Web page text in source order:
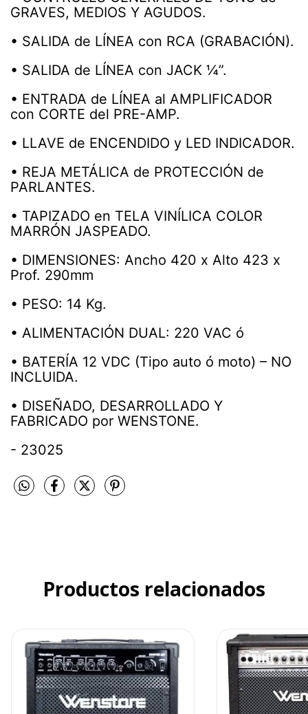
GRAVES, MEDIOS Y AGUDOS.
• SALIDA de LÍNEA con RCA (GRABACIÓN).
• SALIDA de LÍNEA con JACK ¼”.
• ENTRADA de LÍNEA al AMPLIFICADOR
con CORTE del PRE-AMP.
• LLAVE de ENCENDIDO y LED INDICADOR.
• REJA METÁLICA de PROTECCIÓN de
PARLANTES.
• TAPIZADO en TELA VINÍLICA COLOR
MARRÓN JASPEADO.
• DIMENSIONES: Ancho 420 x Alto 423 x
Prof. 290mm
• PESO: 14 Kg.
• ALIMENTACIÓN DUAL: 220 VAC ó
• BATERÍA 12 VDC (Tipo auto ó moto) – NO
INCLUIDA.
• DISEÑADO, DESARROLLADO Y
FABRICADO por WENSTONE.
- 23025
Productos relacionados